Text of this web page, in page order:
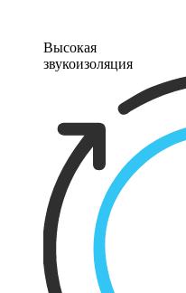
Высокая
звукоизоляция